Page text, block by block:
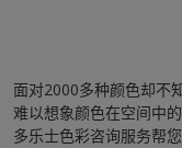
面对2000多种颜色却不
难以想象颜色在空间中的
多乐士色彩咨询服务帮